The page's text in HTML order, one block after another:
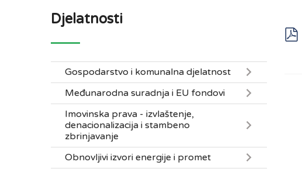
Djelatnosti
Gospodarstvo i komunalna djelatnost
Međunarodna suradnja i EU fondovi
Imovinska prava - izvlaštenje,
denacionalizacija i stambeno
zbrinjavanje
Obnovljivi izvori energije i promet